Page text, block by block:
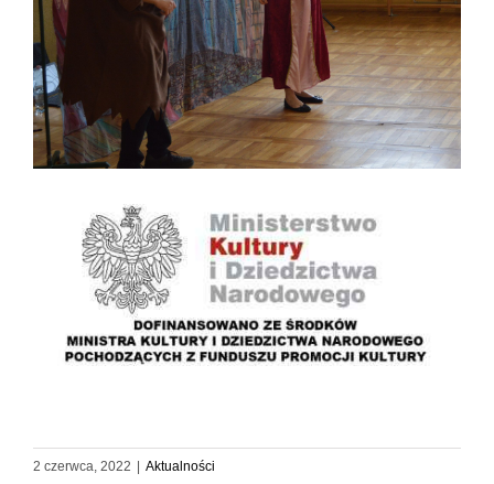
2 czerwca, 2022 | Aktualności